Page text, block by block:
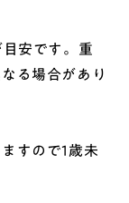
安です。重
る場合があり
すので1歳未